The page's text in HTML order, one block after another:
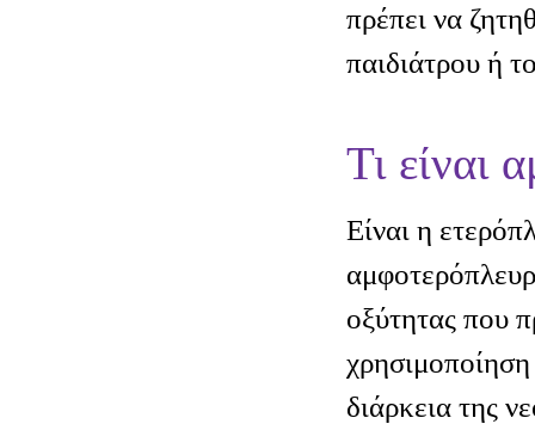
πρέπει να
παιδιάτρου ή
Τι είναι
Είναι η
οξύτητας που
διάρκεια της